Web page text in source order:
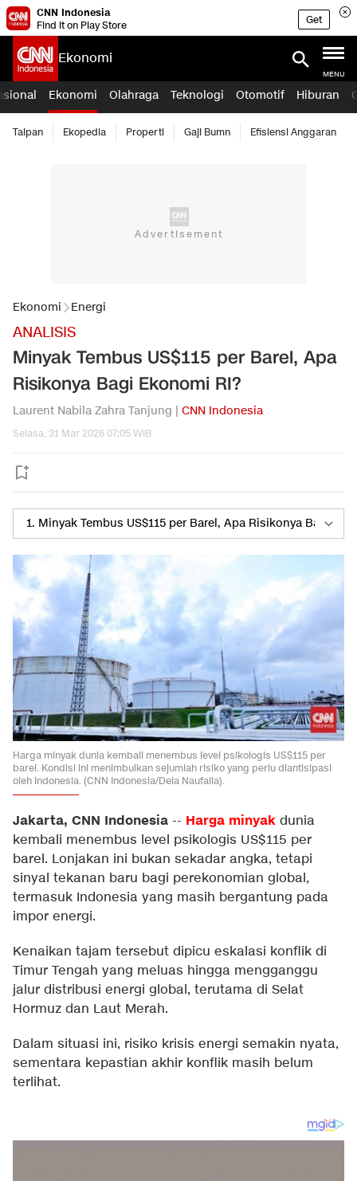
CNN Indonesia
Find it on Play Store
Get
Ekonomi
MENU
Ekonomi Olahraga Teknologi Otomotif Hiburan
Taipan Ekopedia Properti Gaji Bumn Efisiensi Anggaran
Ekonomi Energi
ANALISIS
Minyak Tembus US$115 per Barel, Apa
Risikonya Bagi Ekonomi RI?
Laurent Nabila Zahra Tanjung | CNN Indonesia
Selasa, 31 Mar 2026 07:05 WIB
Harga minyak dunia kembali menembus level psikologis US$115 per
barel. Kondisi ini menimbulkan sejumlah risiko yang perlu diantisipasi
oleh Indonesia. (CNN Indonesia/Dela Naufalia).
Jakarta, CNN Indonesia -- Harga minyak dunia
kembali menembus level psikologis US$115 per
barel. Lonjakan ini bukan sekadar angka, tetapi
sinyal tekanan baru bagi perekonomian global,
termasuk Indonesia yang masih bergantung pada
impor energi.
Kenaikan tajam tersebut dipicu eskalasi konflik di
Timur Tengah yang meluas hingga mengganggu
jalur distribusi energi global, terutama di Selat
Hormuz dan Laut Merah.
Dalam situasi ini, risiko krisis energi semakin nyata,
sementara kepastian akhir konflik masih belum
terlihat.